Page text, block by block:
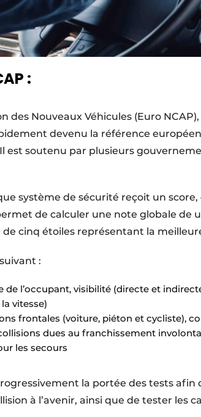
:
des Nouveaux Véhicules (Euro NCAP),
devenu la référence
est soutenu par plusieurs
système de sécurité reçoit un
de calculer une note globale de
cinq étoiles représentant la
:
de l’occupant, visibilité (directe et
vitesse)
frontales (voiture, piéton et cycliste),
dues au franchissement
les secours
la portée des tests afin
à l’avenir, ainsi que de tester les